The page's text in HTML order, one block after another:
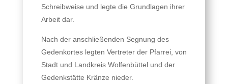
Schreibweise und legte die Grundlagen ihrer
Arbeit dar.
Nach der anschließenden Segnung des
Gedenkortes legten Vertreter der Pfarrei, von
Stadt und Landkreis Wolfenbüttel und der
Gedenkstätte Kränze nieder.